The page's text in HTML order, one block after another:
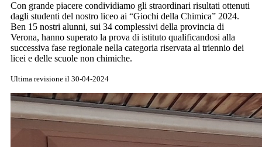
Con grande piacere condividiamo gli straordinari risultati ottenuti
dagli studenti del nostro liceo ai “Giochi della Chimica” 2024.
Ben 15 nostri alunni, sui 34 complessivi della provincia di
Verona, hanno superato la prova di istituto qualificandosi alla
successiva fase regionale nella categoria riservata al triennio dei
licei e delle scuole non chimiche.
Ultima revisione il 30-04-2024